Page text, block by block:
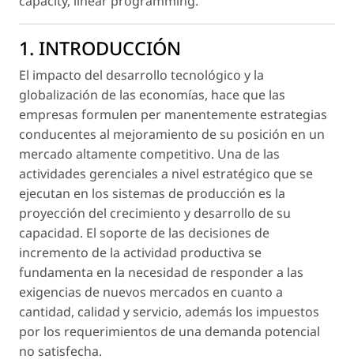
1. INTRODUCCIÓN
El impacto del desarrollo tecnológico y la
globalización de las economías, hace que las
empresas formulen per manentemente estrategias
conducentes al mejoramiento de su posición en un
mercado altamente competitivo. Una de las
actividades gerenciales a nivel estratégico que se
ejecutan en los sistemas de producción es la
proyección del crecimiento y desarrollo de su
capacidad. El soporte de las decisiones de
incremento de la actividad productiva se
fundamenta en la necesidad de responder a las
exigencias de nuevos mercados en cuanto a
cantidad, calidad y servicio, además los impuestos
por los requerimientos de una demanda potencial
no satisfecha.